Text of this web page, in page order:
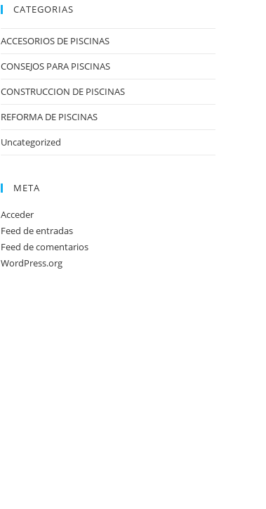
CATEGORIAS
ACCESORIOS DE PISCINAS
CONSEJOS PARA PISCINAS
CONSTRUCCION DE PISCINAS
REFORMA DE PISCINAS
Uncategorized
META
Acceder
Feed de entradas
Feed de comentarios
WordPress.org